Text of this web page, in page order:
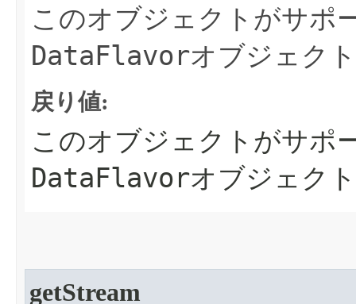
このオブジェクトがサポ
DataFlavorオブジェク
戻り値:
このオブジェクトがサポ
DataFlavorオブジェク
getStream